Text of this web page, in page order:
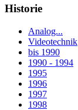
Historie
Analog...
Videotechnik
bis 1990
1990 - 1994
1995
1996
1997
1998